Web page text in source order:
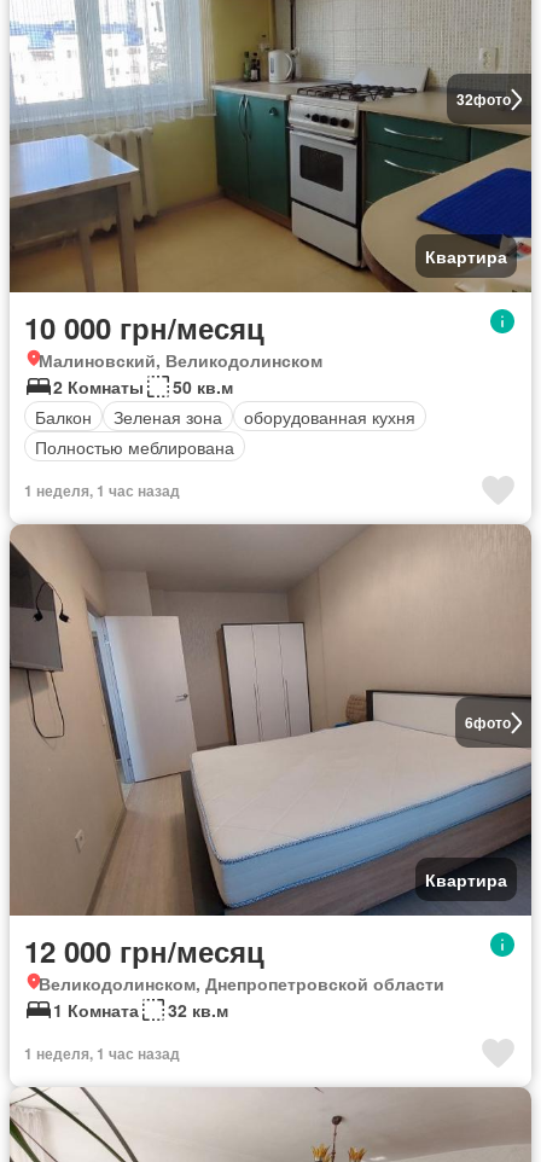
32фото
Квартира
10 000 грн/месяц
Малиновский, Великодолинском
2 Комнаты
50 кв.м
Балкон
Зеленая зона
оборудованная кухня
Полностью меблирована
1 неделя, 1 час назад
6фото
Квартира
12 000 грн/месяц
Великодолинском, Днепропетровской области
1 Комната
32 кв.м
1 неделя, 1 час назад